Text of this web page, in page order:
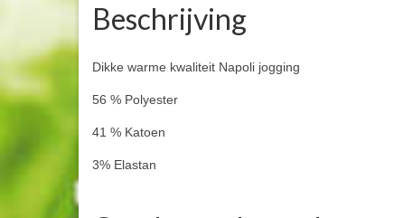
Beschrijving
Dikke warme kwaliteit Napoli jogging
56 % Polyester
41 % Katoen
3% Elastan